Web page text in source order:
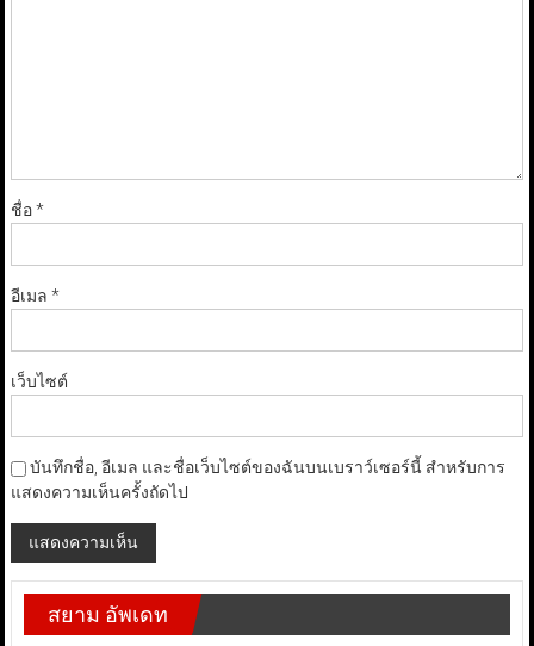
ชื่อ*
อีเมล *
เว็บไซต์
บันทึกชื่อ, อีเมล และชื่อเว็บไซต์ของฉันบนเบราว์เซอร์นี้ สำหรับการ
แสดงความเห็นครั้งถัดไป
สยาม อัพเดท